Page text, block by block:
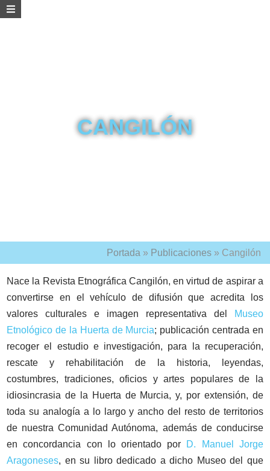
CANGILÓN
Portada » Publicaciones » Cangilón
Nace la Revista Etnográfica Cangilón, en virtud de aspirar a
convertirse en el vehículo de difusión que acredita los
valores culturales e imagen representativa del
Museo
Etnológico de la Huerta de Murcia; publicación centrada en
recoger el estudio e investigación, para la recuperación,
rescate y rehabilitación de la historia, leyendas,
costumbres, tradiciones, oficios y artes populares de la
idiosincrasia de la Huerta de Murcia, y, por extensión, de
toda su analogía a lo largo y ancho del resto de territorios
de nuestra Comunidad Autónoma, además de conducirse
en concordancia con lo orientado por D. Manuel Jorge
Aragoneses, en su libro dedicado a dicho Museo del que